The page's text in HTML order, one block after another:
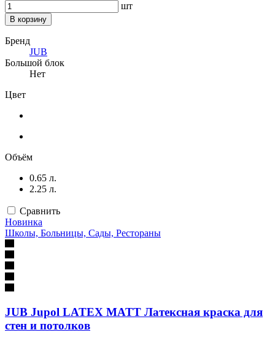
шт
В корзину
Бренд
JUB
Большой блок
Нет
Цвет
Объём
0.65 л.
2.25 л.
Сравнить
Новинка
Школы, Больницы, Сады, Рестораны
JUB Jupol LATEX MATT Латексная краска для
стен и потолков